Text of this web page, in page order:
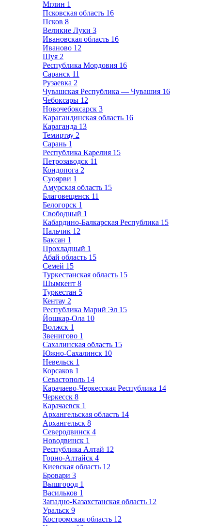
Мглин 1
Псковская область 16
Псков 8
Великие Луки 3
Ивановская область 16
Иваново 12
Шуя 2
Республика Мордовия 16
Саранск 11
Рузаевка 2
Чувашская Республика — Чувашия 16
Чебоксары 12
Новочебоксарск 3
Карагандинская область 16
Караганда 13
Темиртау 2
Сарань 1
Республика Карелия 15
Петрозаводск 11
Кондопога 2
Суоярви 1
Амурская область 15
Благовещенск 11
Белогорск 1
Свободный 1
Кабардино-Балкарская Республика 15
Нальчик 12
Баксан 1
Прохладный 1
Абай область 15
Семей 15
Туркестанская область 15
Шымкент 8
Туркестан 5
Кентау 2
Республика Марий Эл 15
Йошкар-Ола 10
Волжск 1
Звенигово 1
Сахалинская область 15
Южно-Сахалинск 10
Невельск 1
Корсаков 1
Севастополь 14
Карачаево-Черкесская Республика 14
Черкесск 8
Карачаевск 1
Архангельская область 14
Архангельск 8
Северодвинск 4
Новодвинск 1
Республика Алтай 12
Горно-Алтайск 4
Киевская область 12
Бровари 3
Вышгород 1
Васильков 1
Западно-Казахстанская область 12
Уральск 9
Костромская область 12